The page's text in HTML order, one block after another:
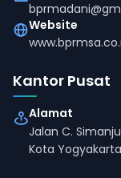
Website
Kantor Pusat
Alamat
Jalan C.
Kota